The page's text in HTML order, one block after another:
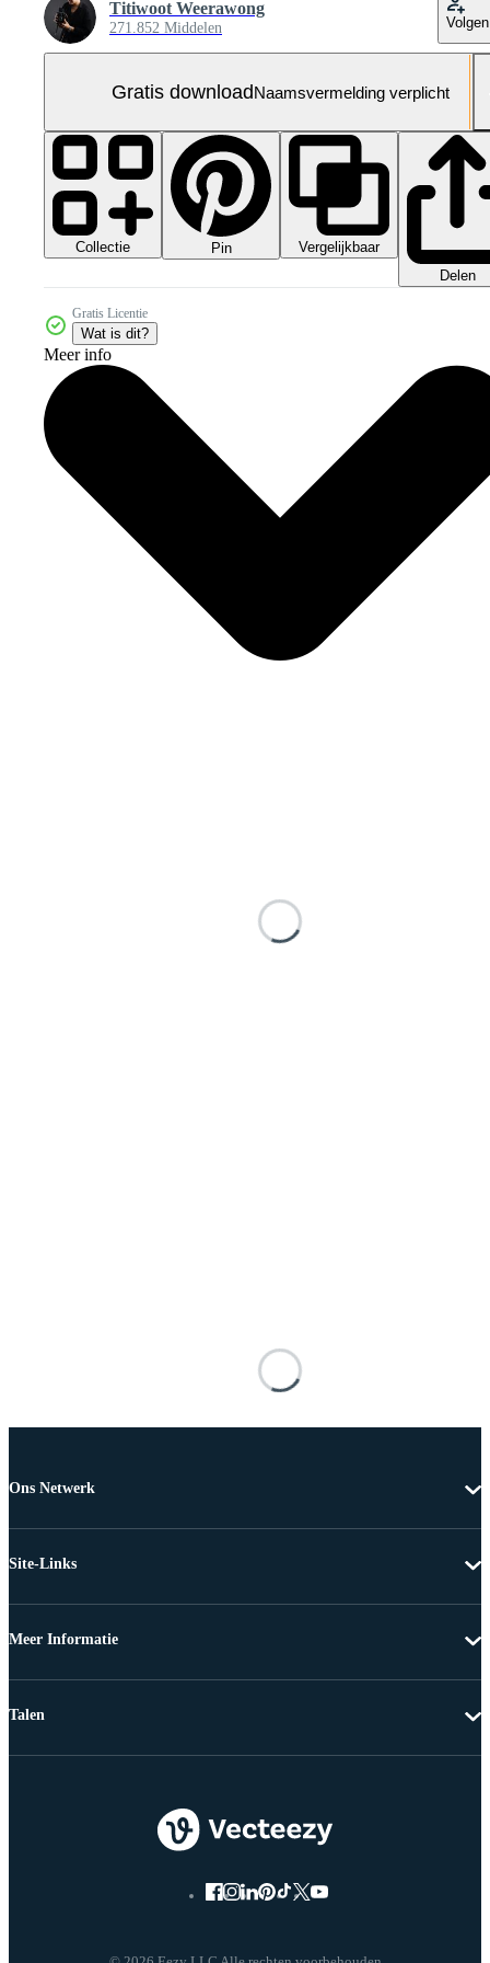
Titiwoot Weerawong
271.852 Middelen Volgen
Gratis downloadNaamsvermelding verplicht
Collectie Pin
Vergelijkbaar
Delen
Gratis Licentie
Wat is dit?
Meer info
Ons Netwerk
Site-Links
Meer Informatie
Talen